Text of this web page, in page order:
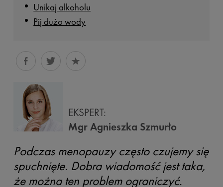
Unikaj alkoholu
Pij dużo wody
EKSPERT:
Mgr Agnieszka Szmurło
Podczas menopauzy często czujemy się
spuchnięte. Dobra wiadomość jest taka,
że można ten problem ograniczyć.